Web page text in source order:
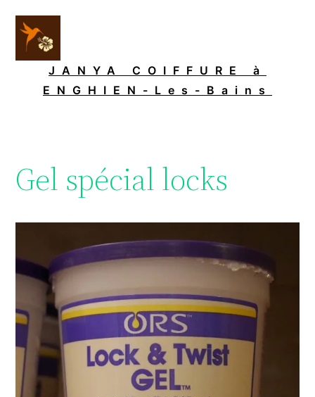
contenu
JANYA COIFFURE à
ENGHIEN-Les-Bains
Gel spécial locks